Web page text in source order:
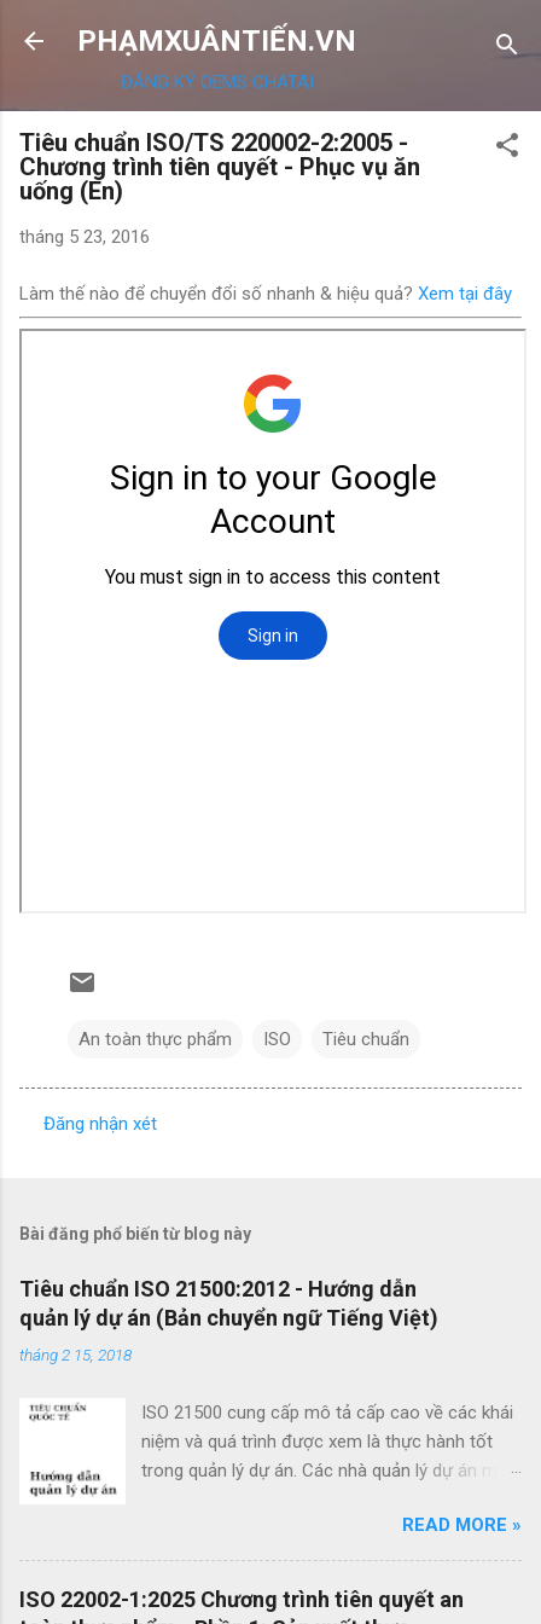
Chuyển đến nội dung chính
PHẠMXUÂNTIẾN.VN
ĐĂNG KÝ OEMS CHATAI
Tiêu chuẩn ISO/TS 220002-2:2005 -
Chương trình tiên quyết - Phục vụ ăn
uống (En)
tháng 5 23, 2016
Làm thế nào để chuyển đổi số nhanh & hiệu quả? Xem tại đây
An toàn thực phẩm ISO Tiêu chuẩn
x
é
t
Đăng nhận xét
Bài đăng phổ biến từ blog này
Tiêu chuẩn ISO 21500:2012 - Hướng dẫn
quản lý dự án (Bản chuyển ngữ Tiếng Việt)
tháng 2 15, 2018
ISO 21500 cung cấp mô tả cấp cao về các khái
niệm và quá trình được xem là thực hành tốt
trong quản lý dự án. Các nhà quản lý dự án mới
nghiệm có thể sử dụng hướng dẫn quản lý dự
án theo tiêu chuẩn này để cải thiện thành công
của dự án và đạt được kết quả kinh doanh. Các
lợi ích của ISO 21500 bao gồm: Khuyến khích
READ MORE »
ISO 22002-1:2025 Chương trình tiên quyết an